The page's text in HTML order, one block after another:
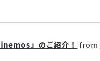
」のご紹介！ from